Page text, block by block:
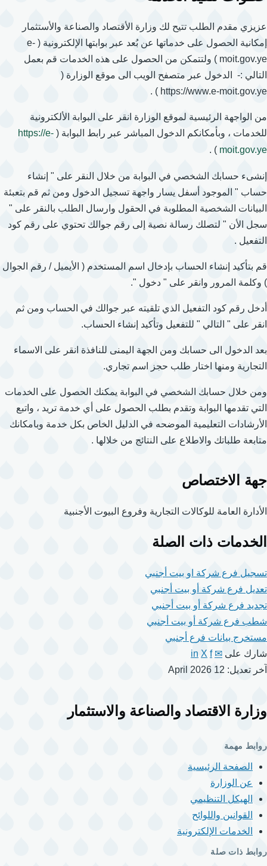
عزيزي مقدم الطلب تتيح لك وزارة الأقتصاد والصناعة والأستثمار
إمكانية الحصول على خدماتها عن بُعد عبر بوابتها الإلكترونية ( e-
moit.gov.ye ) ولتتمكن من الحصول على هذه الخدمات قم بعمل
التالي :- الدخول عبر متصفح الويب الى موقع الوزارة (
https://www.e-moit.gov.ye ) .
من الواجهة الرئيسية لموقع الوزارة انقر على البوابة الألكترونية
للخدمات ، وبأمكانكم الدخول المباشر عبر رابط البوابة ( https://e-
moit.gov.ye
) .
إنشىء حسابك الشخصي في البوابة من خلال النقر على " إنشاء
حساب " الموجود أسفل يسار واجهة تسجيل الدخول ومن ثم قم بتعبئة
البيانات الشخصية المطلوبة في الحقول وارسال الطلب بالنقر على "
سجل الأن " لتصلك رسالة نصية إلى رقم جوالك تحتوي على رقم كود
التفعيل .
قم بتأكيد إنشاء الحساب بإدخال اسم المستخدم ( الأيميل / رقم الجوال
) وكلمة المرور وانقر على " دخول ".
أدخل رقم كود التفعيل الذي تلقيته عبر جوالك في الحساب ومن ثم
انقر على " التالي " للتفعيل وتأكيد إنشاء الحساب.
بعد الدخول الى حسابك ومن الجهة اليمنى للنافذة انقر على الاسماء
التجارية ومنها اختار طلب حجز اسم تجاري.
ومن خلال حسابك الشخصي في البوابة يمكنك الحصول على الخدمات
التي تقدمها البوابة وتقدم بطلب الحصول على أي خدمة تريد ، واتبع
الأرشادات التعليمية الموضحه في الدليل الخاص بكل خدمة وبامكانك
متابعة طلباتك والاطلاع على النتائج من خلالها .
جهة الاختصاص
الأدارة العامة للوكالات التجارية وفروع البيوت الأجنبية
الخدمات ذات الصلة
تسجيل فرع شركة او بيت أجنبي
تعديل فرع شركة أو بيت أجنبي
تجديد فرع شركة أو بيت أجنبي
شطب فرع شركة أو بيت أجنبي
مستخرج بيانات فرع أجنبي
شارك على ✉
in X f
آخر تعديل: 12 April 2026
وزارة الاقتصاد والصناعة والاستثمار
روابط مهمة
الصفحة الرئيسية
عن الوزارة
الهيكل التنظيمي
القوانين واللوائح
الخدمات الإلكترونية
روابط ذات صلة